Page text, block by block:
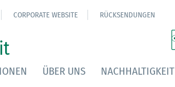
CORPORATE WEBSITE RÜCKSENDUNGEN
ÜBER UNS NACHHALTIGKEIT